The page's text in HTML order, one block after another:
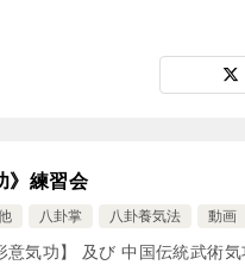
》練習会
八卦掌 八卦養気法 動画
気功】 及び 中国伝統武術